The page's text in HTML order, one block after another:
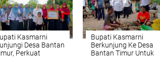
Kasmarni
Desa Bantan
Perkuat
Bupati Kasmarni
Berkunjung Ke Desa
Bantan Timur Untuk